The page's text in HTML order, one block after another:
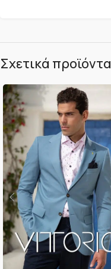
Σχετικά προϊόντα